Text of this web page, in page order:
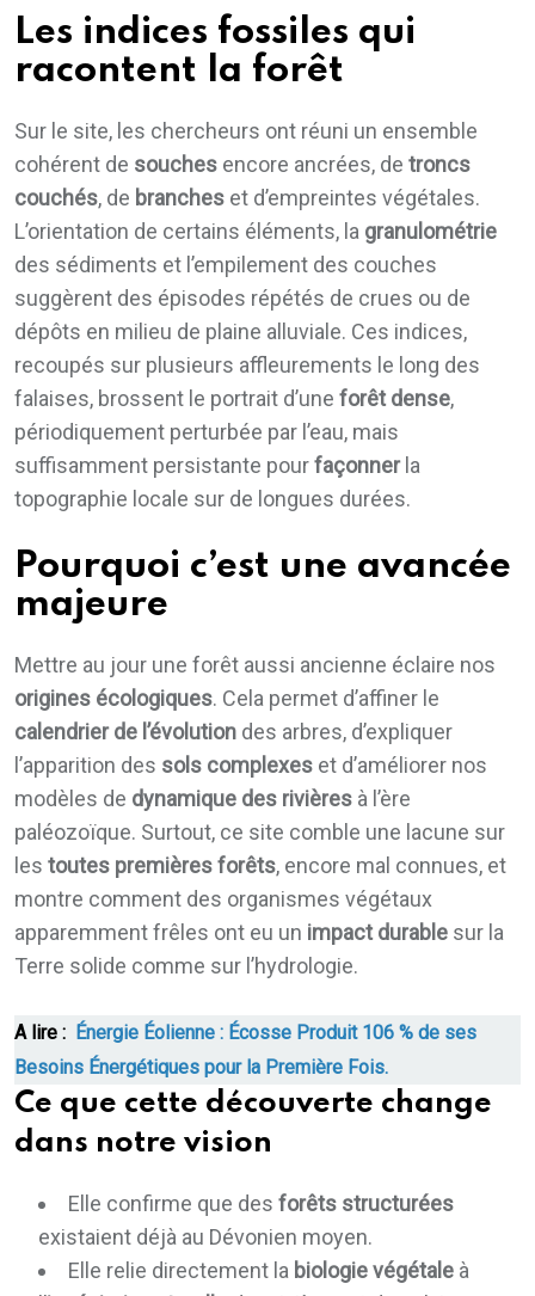
Les indices fossiles qui
racontent la forêt
Sur le site, les chercheurs ont réuni un ensemble
cohérent de souches encore ancrées, de troncs
couchés, de branches et d’empreintes végétales.
L’orientation de certains éléments, la granulométrie
des sédiments et l’empilement des couches
suggèrent des épisodes répétés de crues ou de
dépôts en milieu de plaine alluviale. Ces indices,
recoupés sur plusieurs affleurements le long des
falaises, brossent le portrait d’une forêt dense,
périodiquement perturbée par l’eau, mais
suffisamment persistante pourfaçonnerla
topographie locale sur de longues durées.
Pourquoi c’est une avancée
majeure
Mettre au jour une forêt aussi ancienne éclaire nos
origines écologiques. Cela permet d’affiner le
calendrier de l’évolution des arbres, d’expliquer
l’apparition des sols complexes et d’améliorer nos
modèles de dynamique des rivières à l’ère
paléozoïque. Surtout, ce site comble une lacune sur
les toutes premières forêts, encore mal connues, et
montre comment des organismes végétaux
apparemment frêles ont eu un impact durable sur la
Terre solide comme sur l’hydrologie.
A lire : Énergie Éolienne : Écosse Produit 106 % de ses
Besoins Énergétiques pour la Première Fois.
Ce que cette découverte change
dans notre vision
Elle confirme que des forêts structurées
existaient déjà au Dévonien moyen.
Elle relie directement la biologie végétale à